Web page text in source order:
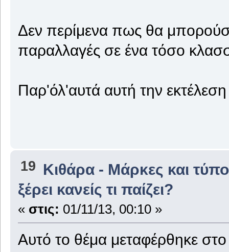
Δεν περίμενα πως θα
παραλλαγές σε ένα τόσο
Παρ'όλ'αυτά αυτή την
19 Κιθάρα - Μάρκες και
ξέρει κανείς τι παίζει?
« στις: 01/11/13, 00:10 »
Αυτό το θέμα μεταφέρθηκε